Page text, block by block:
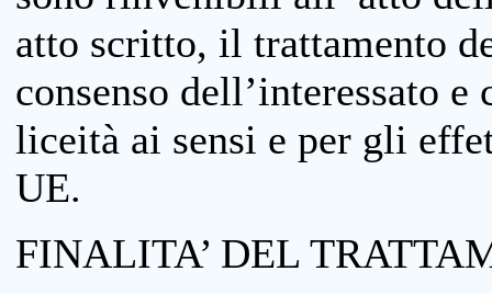
atto scritto, il trattamento
consenso dell’interessato
liceità ai sensi e per gli
UE.
FINALITA’ DEL